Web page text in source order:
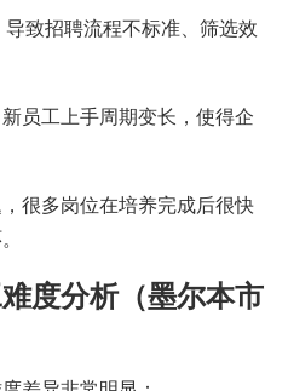
致招聘流程不标准、筛选效
员工上手周期变长，使得企
很多岗位在培养完成后很快
度分析（墨尔本市